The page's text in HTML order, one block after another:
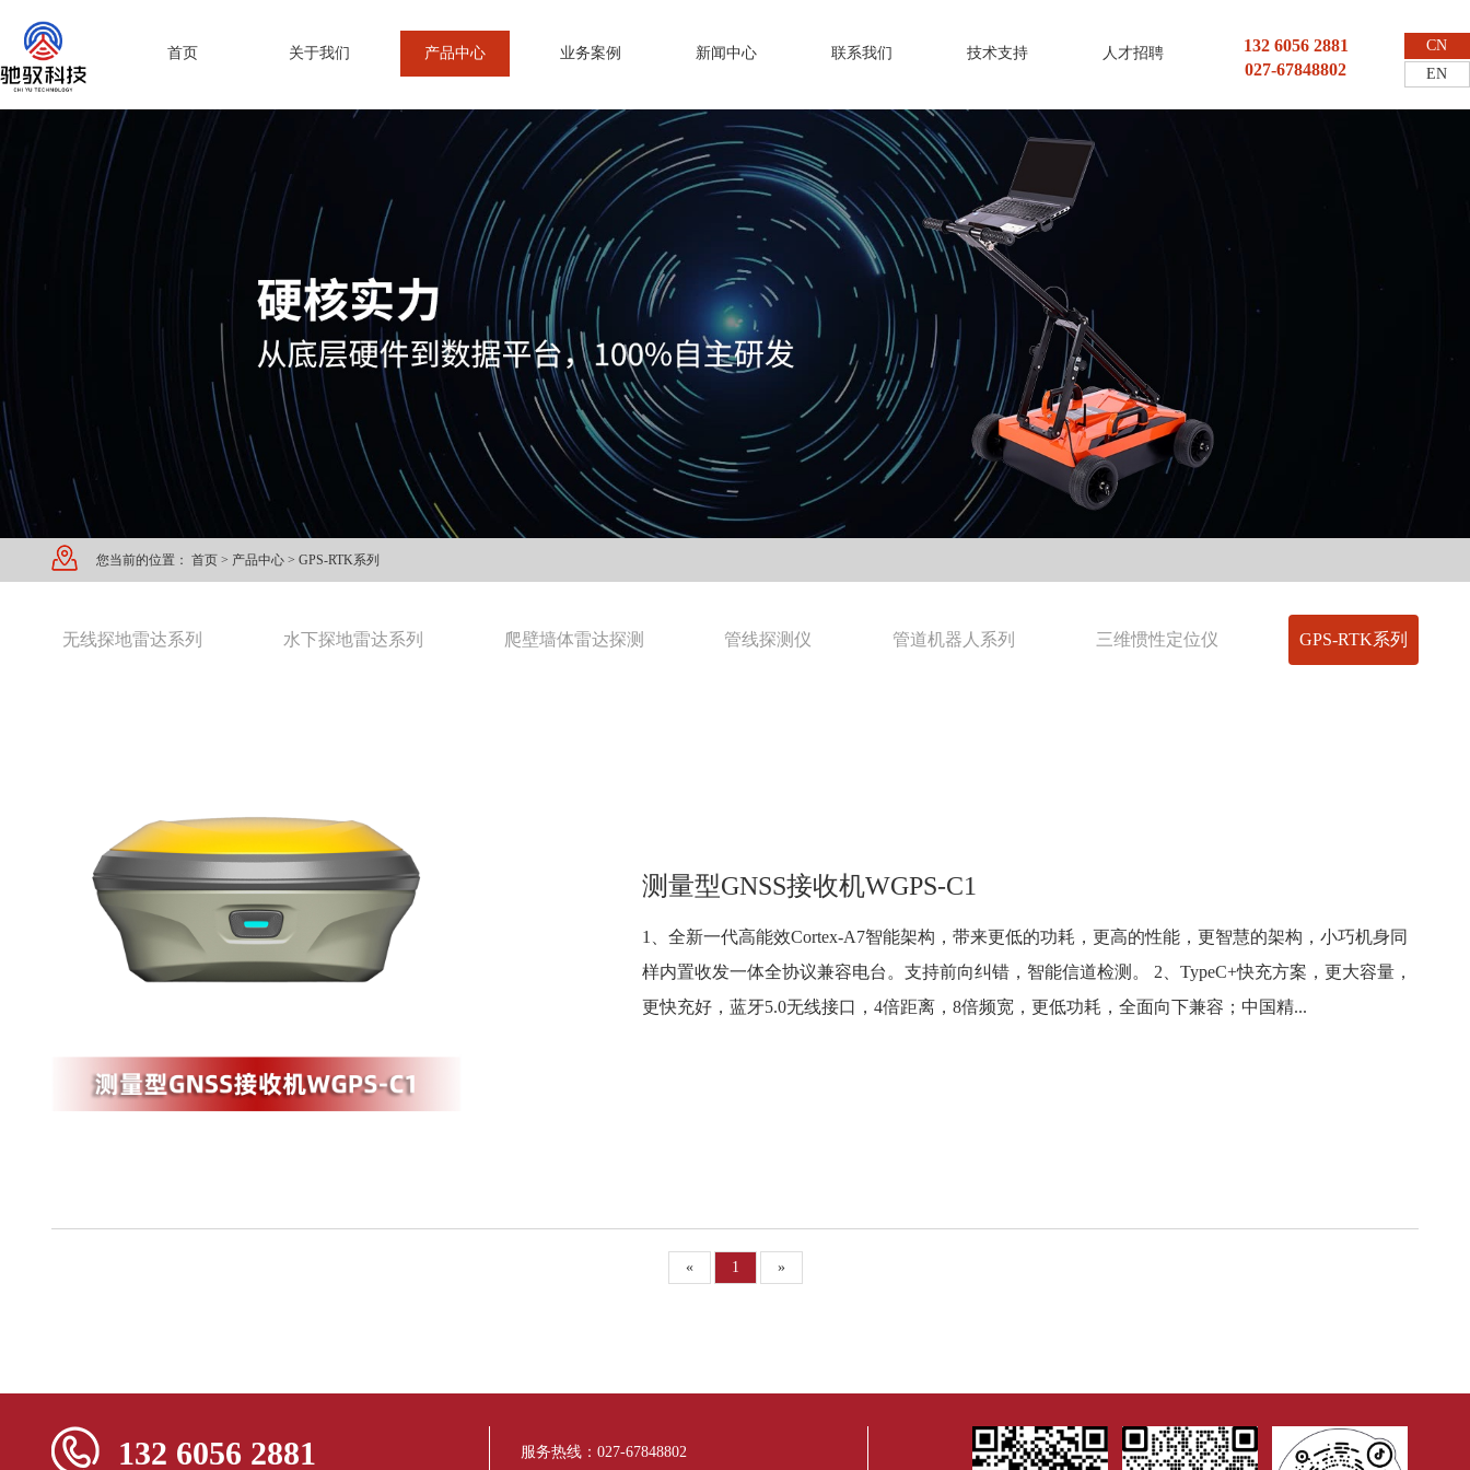
首页 关于我们 产品中心 业务案例 新闻中心 联系我们 技术支持 人才招聘
132 6056 2881
027-67848802
CN
EN
您当前的位置： 首页 > 产品中心 > GPS-RTK系列
无线探地雷达系列 水下探地雷达系列 爬壁墙体雷达探测 管线探测仪 管道机器人系列 三维惯性定位仪 GPS-RTK系列
测量型GNSS接收机WGPS-C1
1、全新一代高能效Cortex-A7智能架构，带来更低的功耗，更高的性能，更智慧的架构，小巧机身同
样内置收发一体全协议兼容电台。支持前向纠错，智能信道检测。 2、TypeC+快充方案，更大容量，
更快充好，蓝牙5.0无线接口，4倍距离，8倍频宽，更低功耗，全面向下兼容；中国精...
« 1 »
132 6056 2881 服务热线：027-67848802